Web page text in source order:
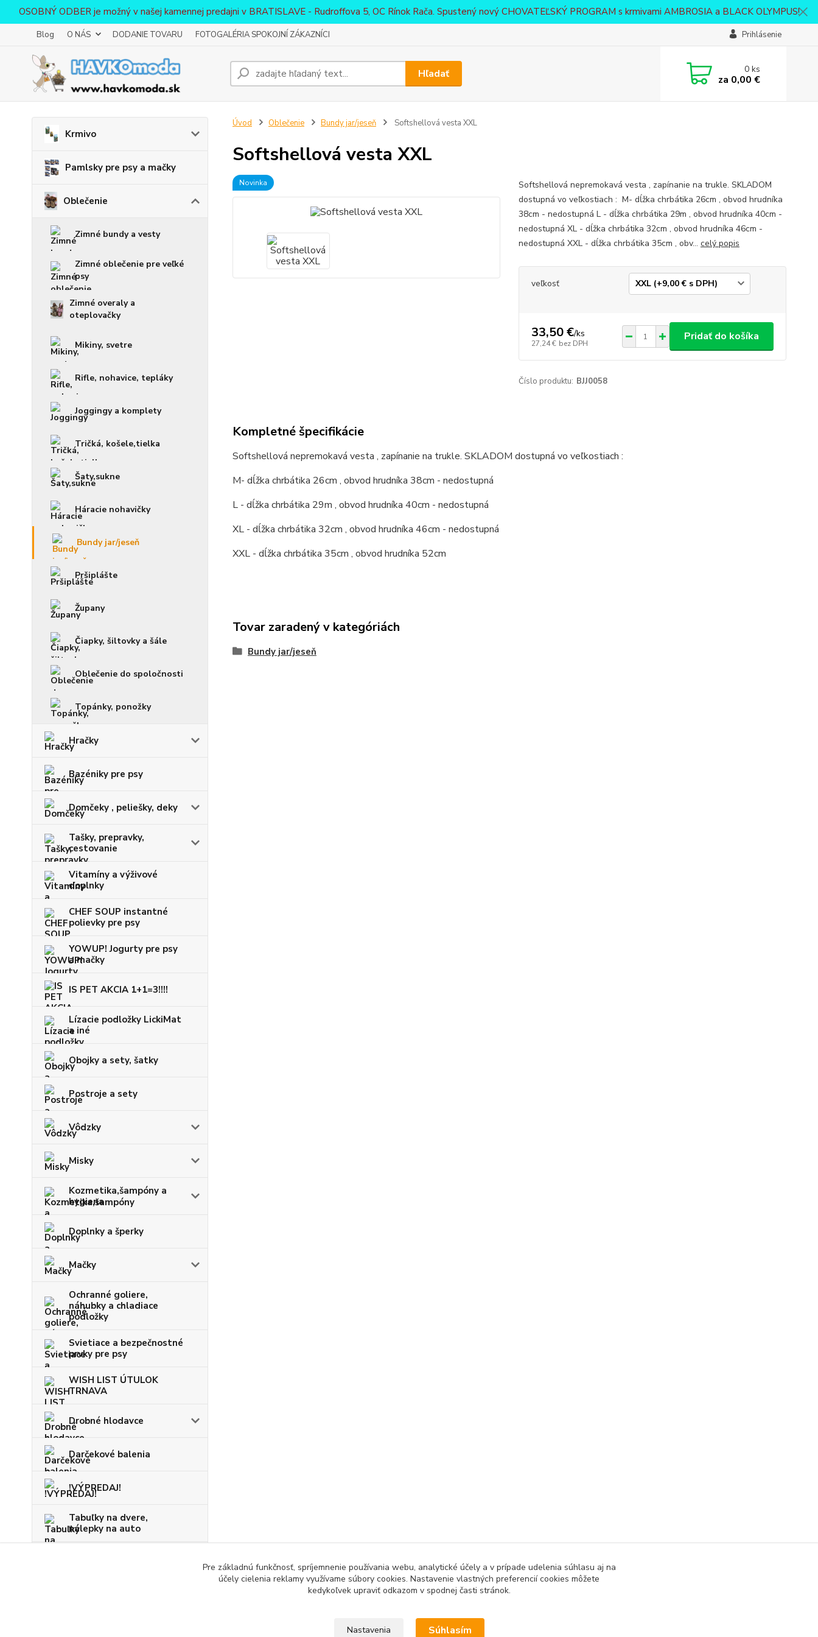
OSOBNÝ ODBER je možný v našej kamennej predajni v BRATISLAVE - Rudroffova 5, OC Rínok Rača. Spustený nový CHOVATEĽSKÝ PROGRAM s krmivami AMBROSIA a BLACK OLYMPUS!
Blog O NÁS DODANIE TOVARU FOTOGALÉRIA SPOKOJNÍ ZÁKAZNÍCI Prihlásenie
Hľadať 0ks
za 0,00 €
Krmivo
Pamlsky pre psy a mačky
Oblečenie
Zimné bundy a vesty
Zimné oblečenie pre veľké
psy
Zimné overaly a
oteplovačky
Mikiny, svetre
Rifle, nohavice, tepláky
Joggingy a komplety
Tričká, košele,tielka
Šaty,sukne
Háracie nohavičky
Bundy jar/jeseň
Pršiplášte
Župany
Čiapky, šiltovky a šále
Oblečenie do spoločnosti
Topánky, ponožky
Hračky
Bazéniky pre psy
Domčeky , peliešky, deky
Tašky, prepravky,
cestovanie
Vitamíny a výživové
doplnky
CHEF SOUP instantné
polievky pre psy
YOWUP! Jogurty pre psy
a mačky
IS PET AKCIA 1+1=3!!!!
Lízacie podložky LickiMat
a iné
Obojky a sety, šatky
Postroje a sety
Vôdzky
Misky
Kozmetika,šampóny a
hygiena
Doplnky a šperky
Mačky
Ochranné goliere,
náhubky a chladiace
podložky
Svietiace a bezpečnostné
prvky pre psy
WISH LIST ÚTULOK
TRNAVA
Drobné hlodavce
Darčekové balenia
!VÝPREDAJ!
Tabuľky na dvere,
nálepky na auto
Úvod Oblečenie Bundy jar/jeseň Softshellová vesta XXL
Softshellová vesta XXL
Novinka
Softshellová nepremokavá vesta , zapínanie na trukle. SKLADOM
dostupná vo veľkostiach : M- dĺžka chrbátika 26cm , obvod hrudníka
38cm - nedostupná L - dĺžka chrbátika 29m , obvod hrudníka 40cm -
nedostupná XL - dĺžka chrbátika 32cm , obvod hrudníka 46cm -
nedostupná XXL - dĺžka chrbátika 35cm , obv... celý popis
veľkosť
33,50 €/ks
27,24 € bez DPH
Pridať do košíka
Číslo produktu: BJJ0058
Kompletné špecifikácie
Softshellová nepremokavá vesta , zapínanie na trukle. SKLADOM dostupná vo veľkostiach :
M- dĺžka chrbátika 26cm , obvod hrudníka 38cm - nedostupná
L - dĺžka chrbátika 29m , obvod hrudníka 40cm - nedostupná
XL - dĺžka chrbátika 32cm , obvod hrudníka 46cm - nedostupná
XXL - dĺžka chrbátika 35cm , obvod hrudníka 52cm
Tovar zaradený v kategóriách
Bundy jar/jeseň
Pre základnú funkčnosť, spríjemnenie používania webu, analytické účely a v prípade udelenia súhlasu aj na
účely cielenia reklamy využívame súbory cookies. Nastavenie vlastných preferencií cookies môžete
kedykoľvek upraviť odkazom v spodnej časti stránok.
Nastavenia Súhlasím